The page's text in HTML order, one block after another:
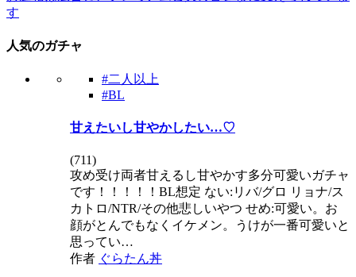
す
人気のガチャ
#二人以上
#BL
甘えたいし甘やかしたい…♡
(711)
攻め受け両者甘えるし甘やかす多分可愛いガチャ
です！！！！！BL想定 ない:リバ/グロ リョナ/ス
カトロ/NTR/その他悲しいやつ せめ:可愛い。お
顔がとんでもなくイケメン。うけが一番可愛いと
思ってい…
作者 ぐらたん丼